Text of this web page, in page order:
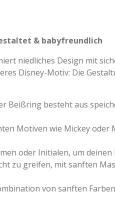
& babyfreundlich
niedliches Design mit
Disney-Motiv: Die
Beißring besteht aus
Motiven wie Mickey
oder Initialen, um
zu greifen, mit sanften
von sanften